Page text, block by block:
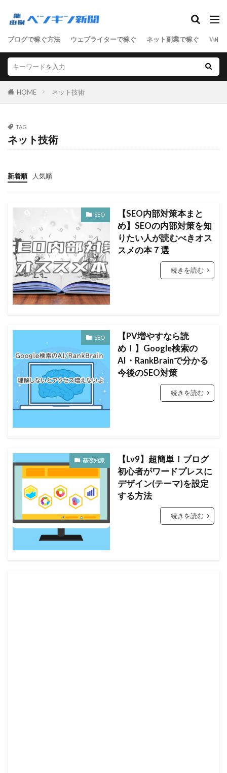
ブログで稼ぐ方法 ウェブライターで稼ぐ ネット副業で稼ぐ WEB
HOME ネット技術
TAG
ネット技術
新着順 人気順
SEO
【SEO内部対策本まと
め】SEOの内部対策を知
りたい人が読むべきオス
スメの本７選
続きを読む
SEO
【PV増やすなら読
め！】Google検索の
AI・RankBrainで分かる
今後のSEO対策
続きを読む
基礎知識
【Lv9】超簡単！ブログ
初心者がワードプレスに
デザイン(テーマ)を設定
する方法
続きを読む
SEO
ASP D2C SEO
SNSマーケティング
アクセス数
サーバ
セールスライティング
せどり
リアルな人材
ワードプレス中級者
上級者
中級者
女性向けアフィリエイト
検索